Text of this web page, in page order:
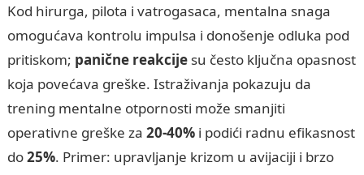
Kod hirurga, pilota i vatrogasaca, mentalna snaga
omogućava kontrolu impulsa i donošenje odluka pod
pritiskom; panične reakcijesu često ključna opasnost
koja povećava greške. Istraživanja pokazuju da
trening mentalne otpornosti može smanjiti
operativne greške za 20-40%i podići radnu efikasnost
do25%. Primer: upravljanje krizom u avijaciji i brzo